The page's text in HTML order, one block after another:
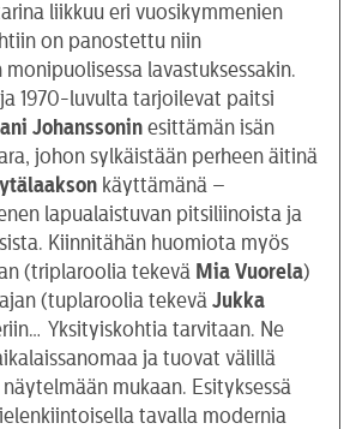
liikkuu eri vuosikymmenien
on panostettu niin
monipuolisessa lavastuksessakin.
1970-luvulta tarjoilevat paitsi
Johanssonin esittämän isän
johon sylkäistään perheen äitinä
käyttämänä –
lapualaistuvan pitsiliinoista ja
Kiinnitähän huomiota myös
(triplaroolia tekevä Mia Vuorela)
(tuplaroolia tekevä Jukka
Yksityiskohtia tarvitaan. Ne
ja tuovat välillä
mukaan. Esityksessä
tavalla modernia